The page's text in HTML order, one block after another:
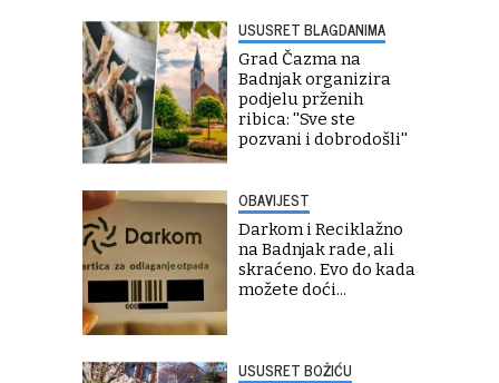
USUSRET BLAGDANIMA
Grad Čazma na
Badnjak organizira
podjelu prženih
ribica: ''Sve ste
pozvani i dobrodošli''
OBAVIJEST
Darkom i Reciklažno
na Badnjak rade, ali
skraćeno. Evo do kada
možete doći...
USUSRET BOŽIĆU